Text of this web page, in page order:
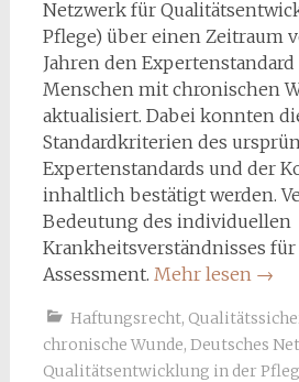
Netzwerk für
Pflege) über einen Zeitraum
Jahren den Expertenstandard
Menschen mit chronischen
aktualisiert. Dabei konnten
Standardkriterien des
Expertenstandards und der
inhaltlich bestätigt werden.
Bedeutung des individuellen
Krankheitsverständnisses für
Assessment. Mehr lesen →
Haftungsrecht,
chronische Wunde, Deutsches
Qualitätsentwicklung in der